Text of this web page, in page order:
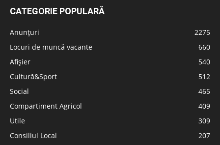
CATEGORIE POPULARĂ
Anunțuri
2275
Locuri de muncă vacante
660
Afișier
540
Cultură&Sport
512
Social
465
Compartiment Agricol
409
Utile
309
Consiliul Local
207